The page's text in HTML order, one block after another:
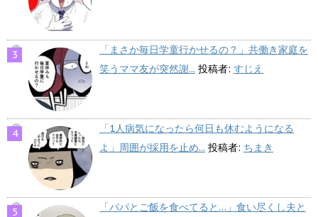
「まさか毎日学童行かせるの？」共働き家庭を
笑うママ友が突然謝... 投稿者: すじえ
「1人病気になったら何日も休むようになる
よ」周囲が採用を止め... 投稿者: ちまき
「パパとご飯を食べてると…」食い尽くし夫と